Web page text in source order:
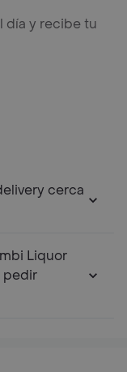
día y recibe tu
cerca
Liquor
pedir